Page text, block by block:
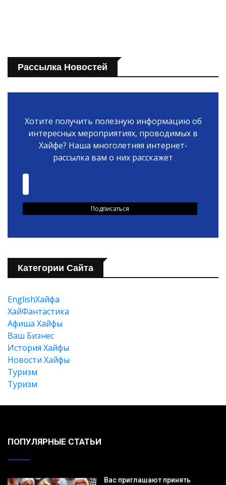
Рассылка Новостей
Хотите получить полезную информацию об
интересных мероприятиях, проводимых в
Хайфе? Наша многолетняя интернет-
рассылка вам о них расскажет
Категории Сайта
EnglishХайфа
XайФантастика
Афиша Хайфы
Ваш Бизнес
История Хайфы
Новости Хайфы
Туризм
Туризм
ПОПУЛЯРНЫЕ СТАТЬИ
Вас приглашают принять